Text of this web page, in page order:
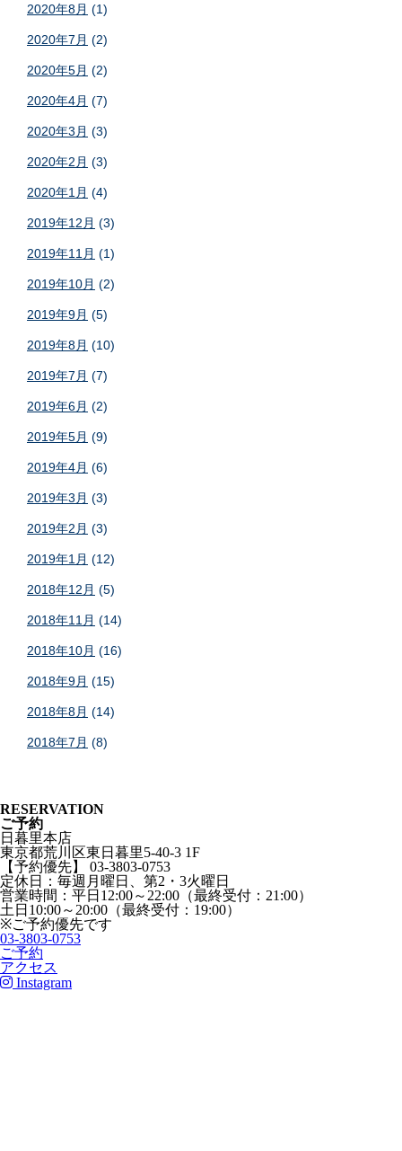
2020年8月 (1)
2020年7月 (2)
2020年5月 (2)
2020年4月 (7)
2020年3月 (3)
2020年2月 (3)
2020年1月 (4)
2019年12月 (3)
2019年11月 (1)
2019年10月 (2)
2019年9月 (5)
2019年8月 (10)
2019年7月 (7)
2019年6月 (2)
2019年5月 (9)
2019年4月 (6)
2019年3月 (3)
2019年2月 (3)
2019年1月 (12)
2018年12月 (5)
2018年11月 (14)
2018年10月 (16)
2018年9月 (15)
2018年8月 (14)
2018年7月 (8)
RESERVATION
ご予約
日暮里本店
東京都荒川区東日暮里5-40-3 1F
【予約優先】 03-3803-0753
定休日：毎週月曜日、第2・3火曜日
営業時間：平日12:00～22:00（最終受付：21:00）
土日10:00～20:00（最終受付：19:00）
※ご予約優先です
03-3803-0753
ご予約
アクセス
Instagram